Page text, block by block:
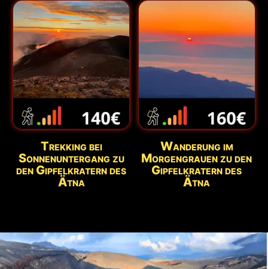
Trekking bei
Sonnenuntergang zu
den Gipfelkratern des
Ätna
Wanderung im
Morgengrauen zu den
Gipfelkratern des
Ätna